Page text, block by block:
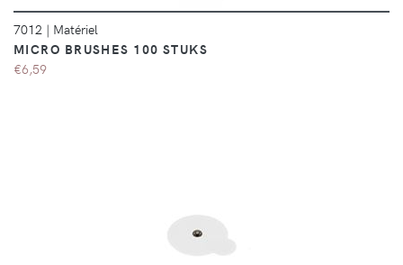
7012 | Matériel
MICRO BRUSHES 100 STUKS
€6,59
DÉTAILS